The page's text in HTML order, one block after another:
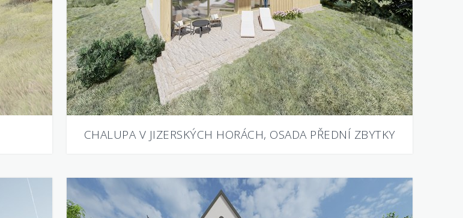
CHALUPA V JIZERSKÝCH HORÁCH, OSADA PŘEDNÍ ZBYTKY